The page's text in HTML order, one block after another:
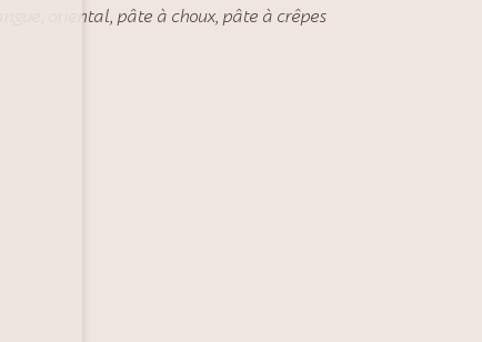
oriental, pâte à choux, pâte à crêpes